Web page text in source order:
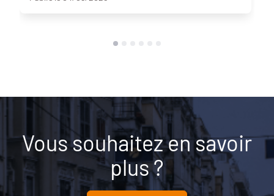
Vous souhaitez en savoir
plus ?